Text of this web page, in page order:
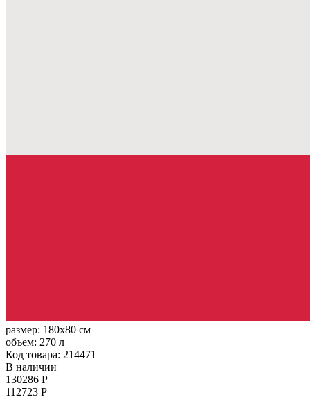
размер: 180x80 см
объем: 270 л
Код товара: 214471
В наличии
130286 Р
112723 Р